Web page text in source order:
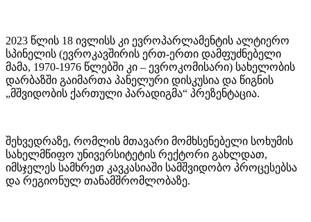
2023 წლის 18 ივლისს კი ევროპარლამენტის ალტიერო
სპინელის (ევროკავშირის ერთ-ერთი დამფუძნებელი
მამა, 1970-1976 წლებში კი – ევროკომისარი) სახელობის
დარბაზში გაიმართა პანელური დისკუსია და წიგნის
„მშვიდობის ქართული პარადიგმა“ პრეზენტაცია.
შეხვედრაზე, რომლის მთავარი მომხსენებელი სოხუმის
სახელმწიფო უნივერსიტეტის რექტორი გახლდათ,
იმსჯელეს სამხრეთ კავკასიაში სამშვიდობო პროცესებსა
და რეგიონულ თანამშრომლობაზე.